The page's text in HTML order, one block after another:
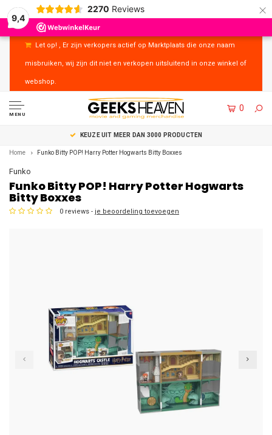
9,4
2270 Reviews ×
Let op! , Er zijn verkopers actief op Marktplaats die onze naam
misbruiken, wij zijn dit niet en verkopen uitsluitend in onze winkel of
webshop.
MENU
0
UITSTEKENDE KLANTENSERVICE
Home Funko Bitty POP! Harry Potter Hogwarts Bitty Boxxes
Funko
Funko Bitty POP! Harry Potter Hogwarts
Bitty Boxxes
0 reviews - je beoordeling toevoegen